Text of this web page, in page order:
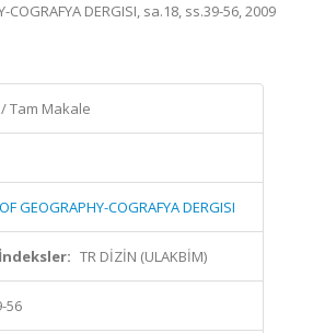
COGRAFYA DERGISI, sa.18, ss.39-56, 2009
Tam Makale
GEOGRAPHY-COGRAFYA DERGISI
TR DİZİN (ULAKBİM)
56